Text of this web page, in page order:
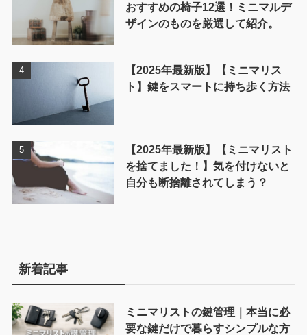
おすすめの椅子12選！ミニマルデ
ザインのものを厳選して紹介。
【2025年最新版】【ミニマリス
ト】鍵をスマートに持ち歩く方法
【2025年最新版】【ミニマリスト
を捨てました！】気を付けないと
自分も断捨離されてしまう？
新着記事
ミニマリストの鍵管理｜本当に必
要な鍵だけで暮らすシンプルな方